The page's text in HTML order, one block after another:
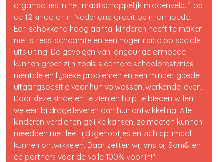
organisaties in het maatschappelijk middenveld. 1 op
de 12 kinderen in Nederland groeit op in armoede.
Een schokkend hoog aantal kinderen heeft te maken
met stress, schaamte en een hoger risico op sociale
uitsluiting. De gevolgen van langdurige armoede
kunnen groot zijn zoals slechtere schoolprestaties,
mentale en fysieke problemen en een minder goede
uitgangspositie voor hun volwassen, werkende leven.
Door deze kinderen te zien en hulp te bieden willen
we een bijdrage leveren aan hun ontwikkeling. Alle
kinderen verdienen gelijke kansen; ze moeten kunnen
meedoen met leeftijdsgenootjes en zich optimaal
kunnen ontwikkelen. Daar zetten wij ons bij Sam& en
de partners voor de volle 100% voor in!"